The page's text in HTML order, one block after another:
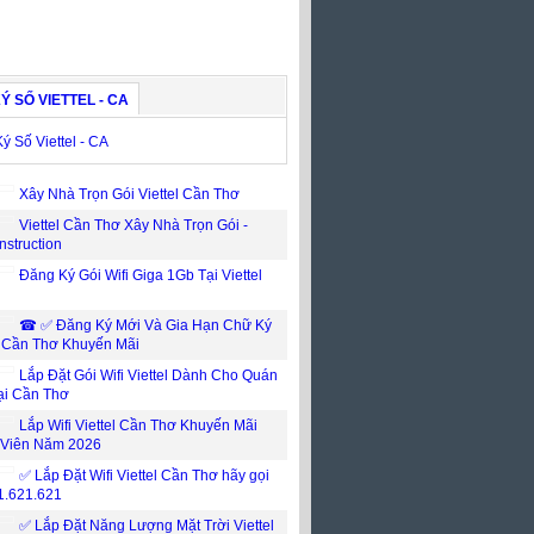
SỐ VIETTEL - CA
Xây Nhà Trọn Gói Viettel Cần Thơ
Viettel Cần Thơ Xây Nhà Trọn Gói -
Đăng Ký Gói Wifi Giga 1Gb Tại Viettel
☎ ✅‎ Đăng Ký Mới Và Gia Hạn Chữ Ký
Thơ Khuyến Mãi
Lắp Đặt Gói Wifi Viettel Dành Cho Quán
Cần Thơ
Lắp Wifi Viettel Cần Thơ Khuyến Mãi
Năm 2026
✅ Lắp Đặt Wifi Viettel Cần Thơ hãy gọi
✅ Lắp Đặt Năng Lượng Mặt Trời Viettel